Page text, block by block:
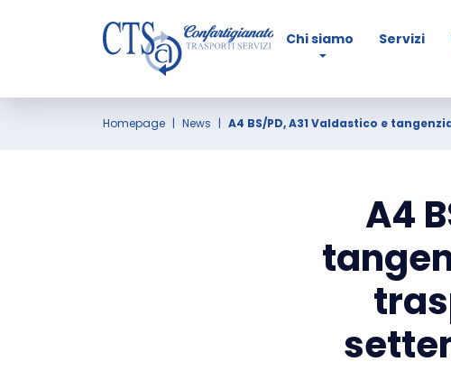
Chi siamo Servizi
Homepage News A4 BS/PD, A31 Valdastico e
A4